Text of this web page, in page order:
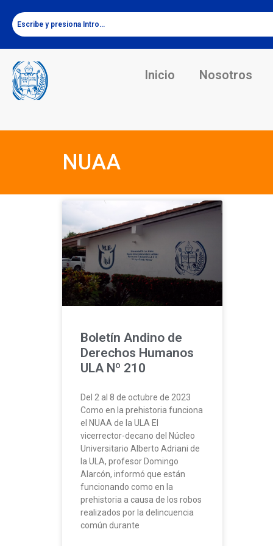
Inicio Nosotros
NUAA
Boletín Andino de
Derechos Humanos
ULA Nº 210
Del 2 al 8 de octubre de 2023
Como en la prehistoria funciona
el NUAA de la ULA El
vicerrector-decano del Núcleo
Universitario Alberto Adriani de
la ULA, profesor Domingo
Alarcón, informó que están
funcionando como en la
prehistoria a causa de los robos
realizados por la delincuencia
común durante